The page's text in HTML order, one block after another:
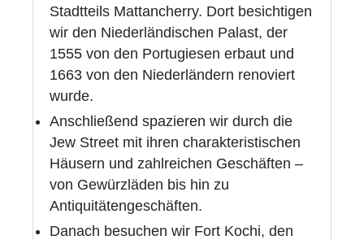
Stadtteils Mattancherry. Dort besichtigen
wir den Niederländischen Palast, der
1555 von den Portugiesen erbaut und
1663 von den Niederländern renoviert
wurde.
Anschließend spazieren wir durch die
Jew Street mit ihren charakteristischen
Häusern und zahlreichen Geschäften –
von Gewürzläden bis hin zu
Antiquitätengeschäften.
Danach besuchen wir Fort Kochi, den